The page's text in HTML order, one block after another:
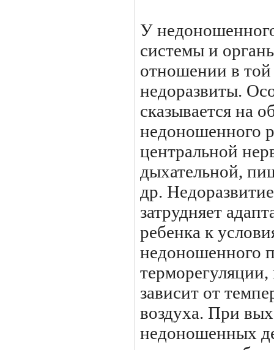
У
системы и
отношении в
недоразвиты.
сказывается на
недоношенного
центральной
дыхательной,
др.
затрудняет
ре­бенка к
недоношенного
зависит от
воздуха. При
недоношенных